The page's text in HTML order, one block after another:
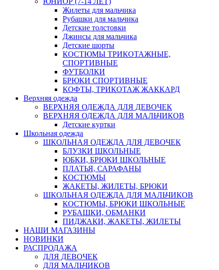
Жилеты для мальчика
Рубашки для мальчика
Детские толстовки
Джинсы для мальчика
Детские шорты
КОСТЮМЫ ТРИКОТАЖНЫЕ,
СПОРТИВНЫЕ
ФУТБОЛКИ
БРЮКИ СПОРТИВНЫЕ
КОФТЫ, ТРИКОТАЖ ЖАККАРД
Верхняя одежда
ВЕРХНЯЯ ОДЕЖДА ДЛЯ ДЕВОЧЕК
ВЕРХНЯЯ ОДЕЖДА ДЛЯ МАЛЬЧИКОВ
Детские куртки
Школьная одежда
ШКОЛЬНАЯ ОДЕЖДА ДЛЯ ДЕВОЧЕК
БЛУЗКИ ШКОЛЬНЫЕ
ЮБКИ, БРЮКИ ШКОЛЬНЫЕ
ПЛАТЬЯ, САРАФАНЫ
КОСТЮМЫ
ЖАКЕТЫ, ЖИЛЕТЫ, БРЮКИ
ШКОЛЬНАЯ ОДЕЖДА ДЛЯ МАЛЬЧИКОВ
КОСТЮМЫ, БРЮКИ ШКОЛЬНЫЕ
РУБАШКИ, ОБМАНКИ
ПИДЖАКИ, ЖАКЕТЫ, ЖИЛЕТЫ
НАШИ МАГАЗИНЫ
НОВИНКИ
РАСПРОДАЖА
ДЛЯ ДЕВОЧЕК
ДЛЯ МАЛЬЧИКОВ